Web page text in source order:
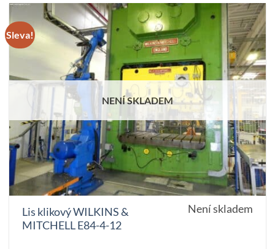
Sleva!
NENÍ SKLADEM
Lis klikový WILKINS &
MITCHELL E84-4-12
Není skladem